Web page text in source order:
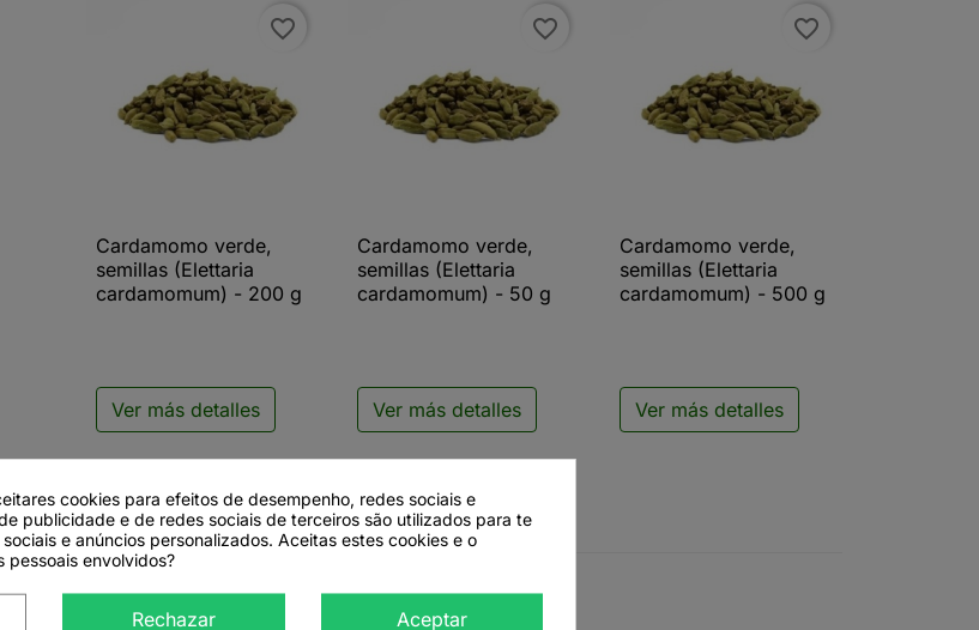
favorite_border
 Vista rápida
Cardamomo verde,
semillas (Elettaria
cardamomum) - 200 g
Ver más detalles
favorite_border
 Vista rápida
Cardamomo verde,
semillas (Elettaria
cardamomum) - 50 g
Ver más detalles
favorite_border
 Vista rápida
Cardamomo verde,
semillas (Elettaria
cardamomum) - 500 g
Ver más detalles
cookies para efeitos de desempenho, redes sociais e
publicidade e de redes sociais de terceiros são utilizados para te
e anúncios personalizados. Aceitas estes cookies e o
pessoais envolvidos?
Rechazar Aceptar